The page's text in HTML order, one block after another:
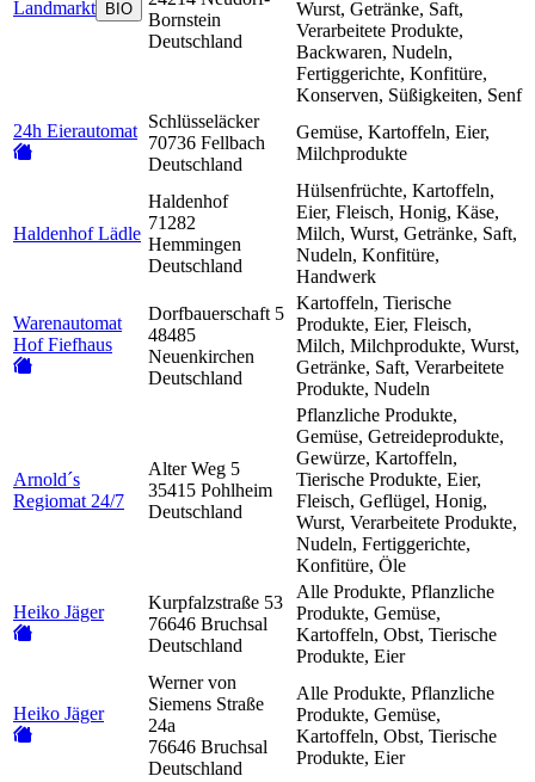
Landmarkt
BIO
Bornstein
Deutschland
Wurst, Getränke, Saft,
Verarbeitete Produkte,
Backwaren, Nudeln,
Fertiggerichte, Konfitüre,
Konserven, Süßigkeiten, Senf
24h Eierautomat Schlüsseläcker
70736 Fellbach
Deutschland
Gemüse, Kartoffeln, Eier,
Milchprodukte
Haldenhof Lädle
Haldenhof
71282
Hemmingen
Deutschland
Hülsenfrüchte, Kartoffeln,
Eier, Fleisch, Honig, Käse,
Milch, Wurst, Getränke, Saft,
Nudeln, Konfitüre,
Handwerk
Warenautomat
Hof Fiefhaus
Dorfbauerschaft 5
48485
Neuenkirchen
Deutschland
Kartoffeln, Tierische
Produkte, Eier, Fleisch,
Milch, Milchprodukte, Wurst,
Getränke, Saft, Verarbeitete
Produkte, Nudeln
Arnold´s
Regiomat 24/7
Alter Weg 5
35415 Pohlheim
Deutschland
Pflanzliche Produkte,
Gemüse, Getreideprodukte,
Gewürze, Kartoffeln,
Tierische Produkte, Eier,
Fleisch, Geflügel, Honig,
Wurst, Verarbeitete Produkte,
Nudeln, Fertiggerichte,
Konfitüre, Öle
Heiko Jäger
Kurpfalzstraße 53
76646 Bruchsal
Deutschland
Alle Produkte, Pflanzliche
Produkte, Gemüse,
Kartoffeln, Obst, Tierische
Produkte, Eier
Heiko Jäger
Werner von
Siemens Straße
24a
76646 Bruchsal
Deutschland
Alle Produkte, Pflanzliche
Produkte, Gemüse,
Kartoffeln, Obst, Tierische
Produkte, Eier